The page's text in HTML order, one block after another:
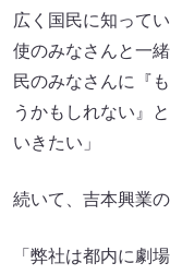
広く国民に知って
使のみなさんと一
民のみなさんに『
うかもしれない』
いきたい」
続いて、吉本興業
「弊社は都内に劇